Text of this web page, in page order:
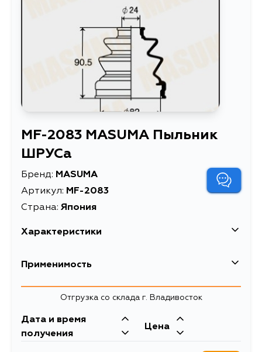
MF-2083 MASUMA Пыльник
ШРУСа
Бренд: MASUMA
Артикул: MF-2083
Страна: Япония
Характеристики
EAN-13
Длина упаковки, мм
Масса, кг 0.14
Применимость
Hyundai
Mitsubishi
Отгрузка со склада г. Владивосток
Дата и время
получения
Цена